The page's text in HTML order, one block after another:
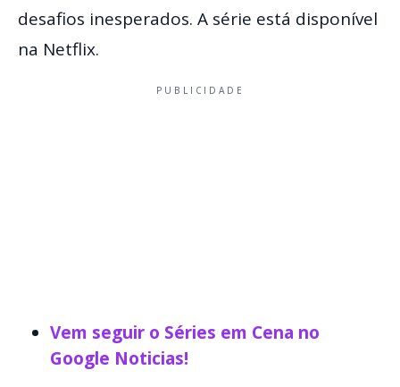
desafios inesperados. A série está disponível
na Netflix.
PUBLICIDADE
Vem seguir o Séries em Cena no
Google Noticias!